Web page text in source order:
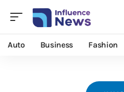
Auto Business Fashion